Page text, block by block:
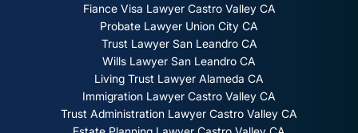
Fiance Visa Lawyer Castro Valley CA
Probate Lawyer Union City CA
Trust Lawyer San Leandro CA
Wills Lawyer San Leandro CA
Living Trust Lawyer Alameda CA
Immigration Lawyer Castro Valley CA
Trust Administration Lawyer Castro Valley CA